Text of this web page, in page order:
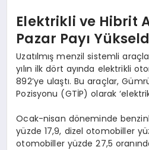
Elektrikli ve Hibrit
Pazar Payı
Uzatılmış menzil sistemli
yılın ilk dört ayında elektrikli
892’ye ulaştı. Bu araçlar,
Pozisyonu (GTİP) olarak
Ocak-nisan döneminde
yüzde 17,9, dizel otomobiller
otomobiller yüzde 27,5